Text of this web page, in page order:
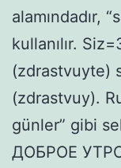
alamındadır,
kullanılır.
(zdrastvuy).
günler” gibi
ДОБРОЕ УТРО